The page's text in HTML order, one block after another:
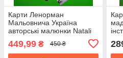
Карти Ленорман
Мальовнича Україна
авторські малюнки Natali
Taro 37 карт україномовні
449,99 ₴ 450 ₴